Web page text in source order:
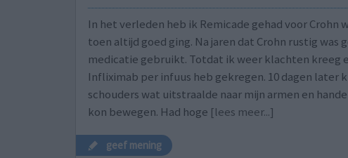
In het verleden heb ik Remicade gehad voor Crohn
toen altijd goed ging. Na jaren dat Crohn rustig was
medicatie gebruikt. Totdat ik weer klachten kreeg
Infliximab per infuus heb gekregen. 10 dagen later
schouders wat uitstraalde naar mijn armen en
kon bewegen. Had hoge [lees meer...]
geef mening